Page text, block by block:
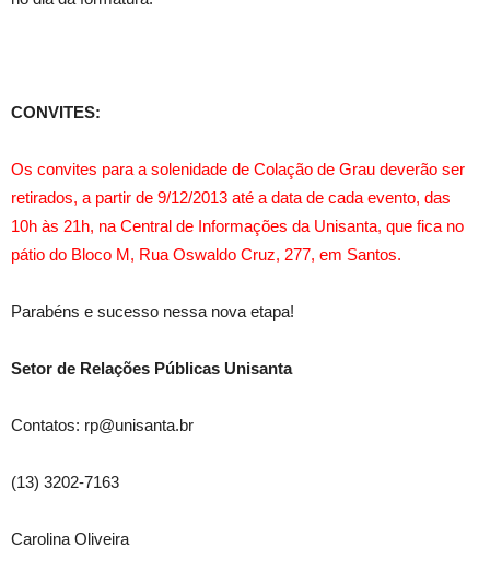
CONVITES:
Os convites para a solenidade de Colação de Grau deverão ser
retirados, a partir de 9/12/2013 até a data de cada evento, das
10h às 21h, na Central de Informações da Unisanta, que fica no
pátio do Bloco M, Rua Oswaldo Cruz, 277, em Santos.
Parabéns e sucesso nessa nova etapa!
Setor de Relações Públicas Unisanta
Contatos: rp@unisanta.br
(13) 3202-7163
Carolina Oliveira